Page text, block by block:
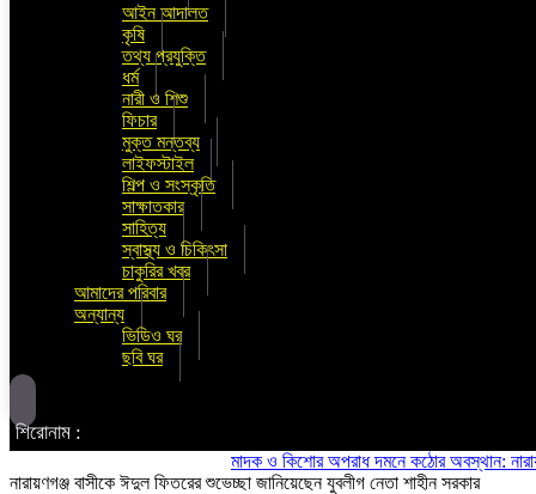
আইন আদালত
কৃষি
তথ্য প্রযুক্তি
ধর্ম
নারী ও শিশু
ফিচার
মুক্ত মন্তব্য
লাইফস্টাইল
শিল্প ও সংস্কৃতি
সাক্ষাতকার
সাহিত্য
স্বাস্থ্য ও চিকিৎসা
চাকুরির খবর
আমাদের পরিবার
অন্যান্য
ভিডিও ঘর
ছবি ঘর
শিরোনাম :
মাদক ও কিশোর অপরাধ দমনে কঠোর অবস্থান:
নারায়ণগঞ্জ বাসীকে ঈদুল ফিতরের শুভেচ্ছা জানিয়েছেন যুবলীগ নেতা শাহীন সরকার